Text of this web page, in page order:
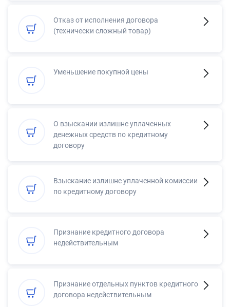
Отказ от исполнения договора
(технически сложный товар)
Уменьшение покупной цены
О взыскании излишне уплаченных
денежных средств по кредитному
договору
Взыскание излишне уплаченной комиссии
по кредитному договору
Признание кредитного договора
недействительным
Признание отдельных пунктов кредитного
договора недействительным